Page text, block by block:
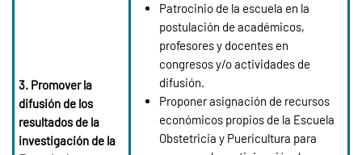
3. Promover la
difusión de los
resultados de la
investigación de la
Patrocinio de la escuela en la
postulación de académicos,
profesores y docentes en
congresos y/o actividades de
difusión.
Proponer asignación de recursos
económicos propios de la Escuela
Obstetricia y Puericultura para